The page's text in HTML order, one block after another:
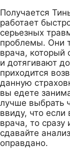
Получается
работает
серьезных
проблемы. Они
врача, который
и дотягивают
приходится
данную
вы едете
лучше выбрать
ввиду, что если
врача, то сразу
сдавайте
оправдано.